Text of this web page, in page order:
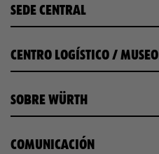
SEDE CENTRAL
CENTRO LOGÍSTICO / MUSEO
SOBRE WÜRTH
COMUNICACIÓN